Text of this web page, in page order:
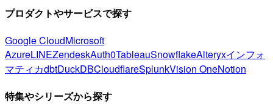
プロダクトやサービスで探す
Google CloudMicrosoft
AzureLINEZendeskAuth0TableauSnowflakeAlteryxインフォ
マティカdbtDuckDBCloudflareSplunkVision OneNotion
特集やシリーズから探す